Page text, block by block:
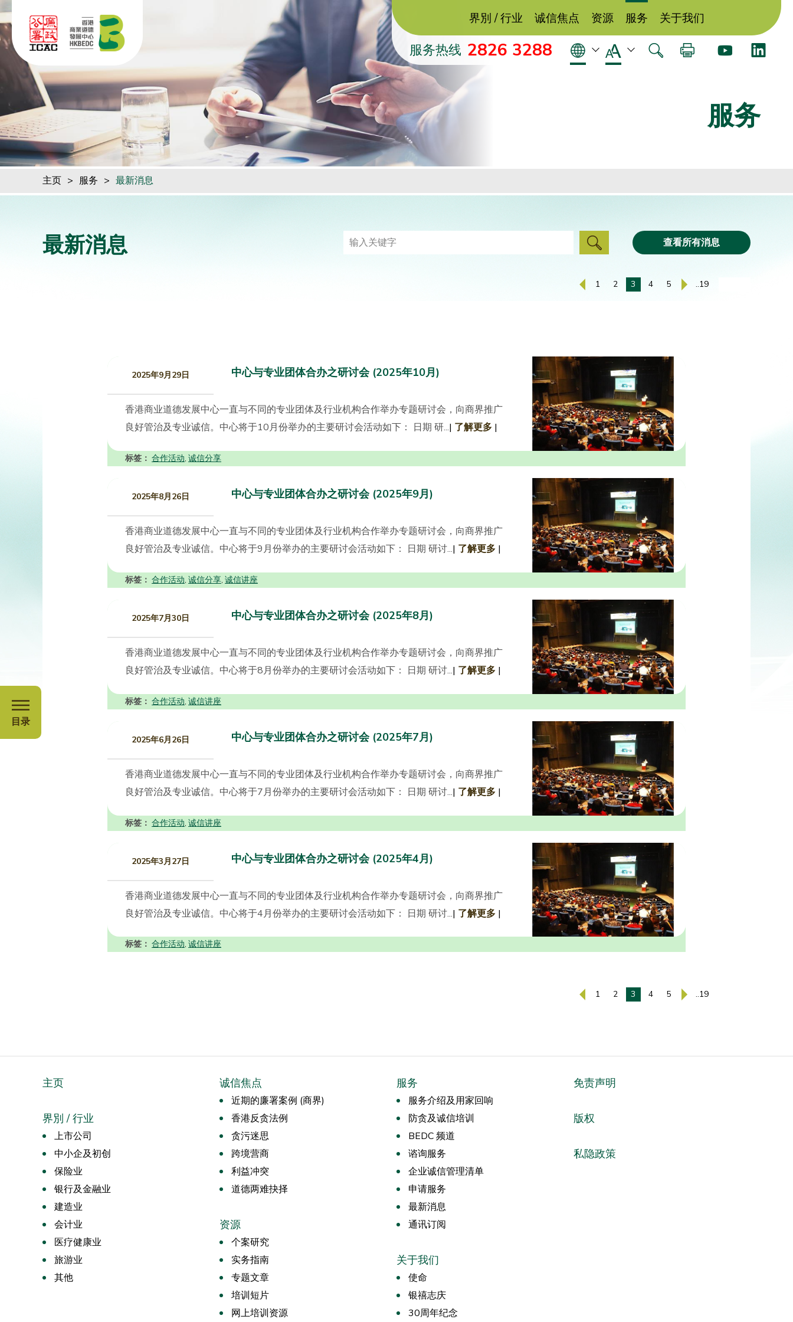
跳到内容（按回车键）
界別 / 行业 诚信焦点 资源 服务 关于我们
2826 3288
服务热线
服务
主页 > 服务 > 最新消息
目录
最新消息 查看所有消息
1 2 3 4 5 ..19
2025年9月29日 中心与专业团体合办之研讨会 (2025年10月)
香港商业道德发展中心一直与不同的专业团体及行业机构合作举办专题研讨会，向商界推广
良好管治及专业诚信。中心将于10月份举办的主要研讨会活动如下： 日期 研...| 了解更多 |
标签： 合作活动, 诚信分享
2025年8月26日 中心与专业团体合办之研讨会 (2025年9月)
香港商业道德发展中心一直与不同的专业团体及行业机构合作举办专题研讨会，向商界推广
良好管治及专业诚信。中心将于9月份举办的主要研讨会活动如下： 日期 研讨...| 了解更多 |
标签： 合作活动, 诚信分享, 诚信讲座
2025年7月30日 中心与专业团体合办之研讨会 (2025年8月)
香港商业道德发展中心一直与不同的专业团体及行业机构合作举办专题研讨会，向商界推广
良好管治及专业诚信。中心将于8月份举办的主要研讨会活动如下： 日期 研讨...| 了解更多 |
标签： 合作活动, 诚信讲座
2025年6月26日 中心与专业团体合办之研讨会 (2025年7月)
香港商业道德发展中心一直与不同的专业团体及行业机构合作举办专题研讨会，向商界推广
良好管治及专业诚信。中心将于7月份举办的主要研讨会活动如下： 日期 研讨...| 了解更多 |
标签： 合作活动, 诚信讲座
2025年3月27日 中心与专业团体合办之研讨会 (2025年4月)
香港商业道德发展中心一直与不同的专业团体及行业机构合作举办专题研讨会，向商界推广
良好管治及专业诚信。中心将于4月份举办的主要研讨会活动如下： 日期 研讨...| 了解更多 |
标签： 合作活动, 诚信讲座
1 2 3 4 5 ..19
主页
界別 / 行业
上市公司
中小企及初创
保险业
银行及金融业
建造业
会计业
医疗健康业
旅游业
其他
诚信焦点
近期的廉署案例 (商界)
香港反贪法例
贪污迷思
跨境营商
利益冲突
道德两难抉择
资源
个案研究
实务指南
专题文章
培训短片
网上培训资源
服务
服务介绍及用家回响
防贪及诚信培训
BEDC 频道
谘询服务
企业诚信管理清单
申请服务
最新消息
通讯订阅
关于我们
使命
银禧志庆
30周年纪念
免责声明
版权
私隐政策